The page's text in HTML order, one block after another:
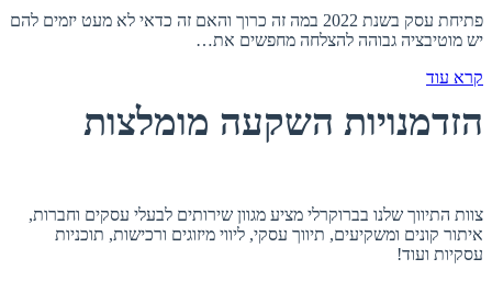
פתיחת עסק בשנת 2022 במה זה כרוך והאם זה כדאי לא מעט יזמים להם
יש מוטיבציה גבוהה להצלחה מחפשים את…
קרא עוד
הזדמנויות השקעה מומלצות
צוות התיווך שלנו בברוקרלי מציע מגוון שירותים לבעלי עסקים וחברות,
איתור קונים ומשקיעים, תיווך עסקי, ליווי מיזוגים ורכישות, תוכניות
עסקיות ועוד!